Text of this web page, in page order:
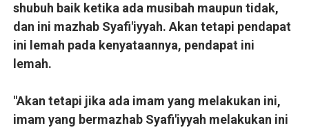
shubuh baik ketika ada musibah maupun tidak,
dan ini mazhab Syafi'iyyah. Akan tetapi pendapat
ini lemah pada kenyataannya, pendapat ini
lemah.
"Akan tetapi jika ada imam yang melakukan ini,
imam yang bermazhab Syafi'iyyah melakukan ini